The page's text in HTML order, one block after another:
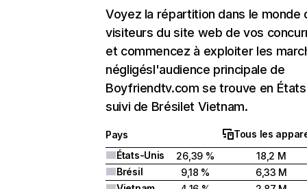
Voyez la répartition dans le monde
visiteurs du site web de vos
et commencez à exploiter les
négligésl'audience principale de
Boyfriendtv.com se trouve en
suivi de Brésilet Vietnam.
Pays
Tous les
États-Unis
26,39 %
18,2 M
Brésil
9,18 %
6,33 M